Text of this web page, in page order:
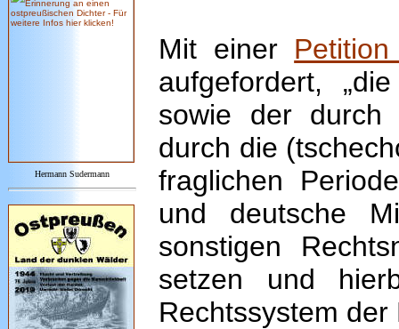
Hermann Sudermann
Mit einer
aufgefordert,
sowie der durch
durch die
fraglichen
und deutsche
sonstigen
setzen und
Rechtssystem der